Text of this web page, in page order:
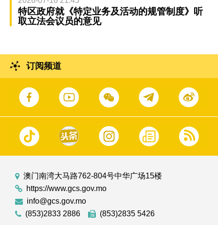
特区政府就《特定业务及活动的规管制度》听
取立法会议员的意见
订阅频道
澳门南湾大马路762-804号中华广场15楼
https://www.gcs.gov.mo
info@gcs.gov.mo
(853)2833 2886
(853)2835 5426